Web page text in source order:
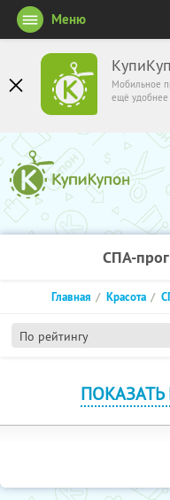
Мобильное
ещё удобнее
Меню
СПА-
По рейтингу
Главная Красота